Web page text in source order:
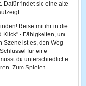
Dafür findet sie eine alte
Reise mit ihr in die
Klick" - Fähigkeiten, um
Szene ist es, den Weg
für eine
du unterschiedliche
Zum Spielen